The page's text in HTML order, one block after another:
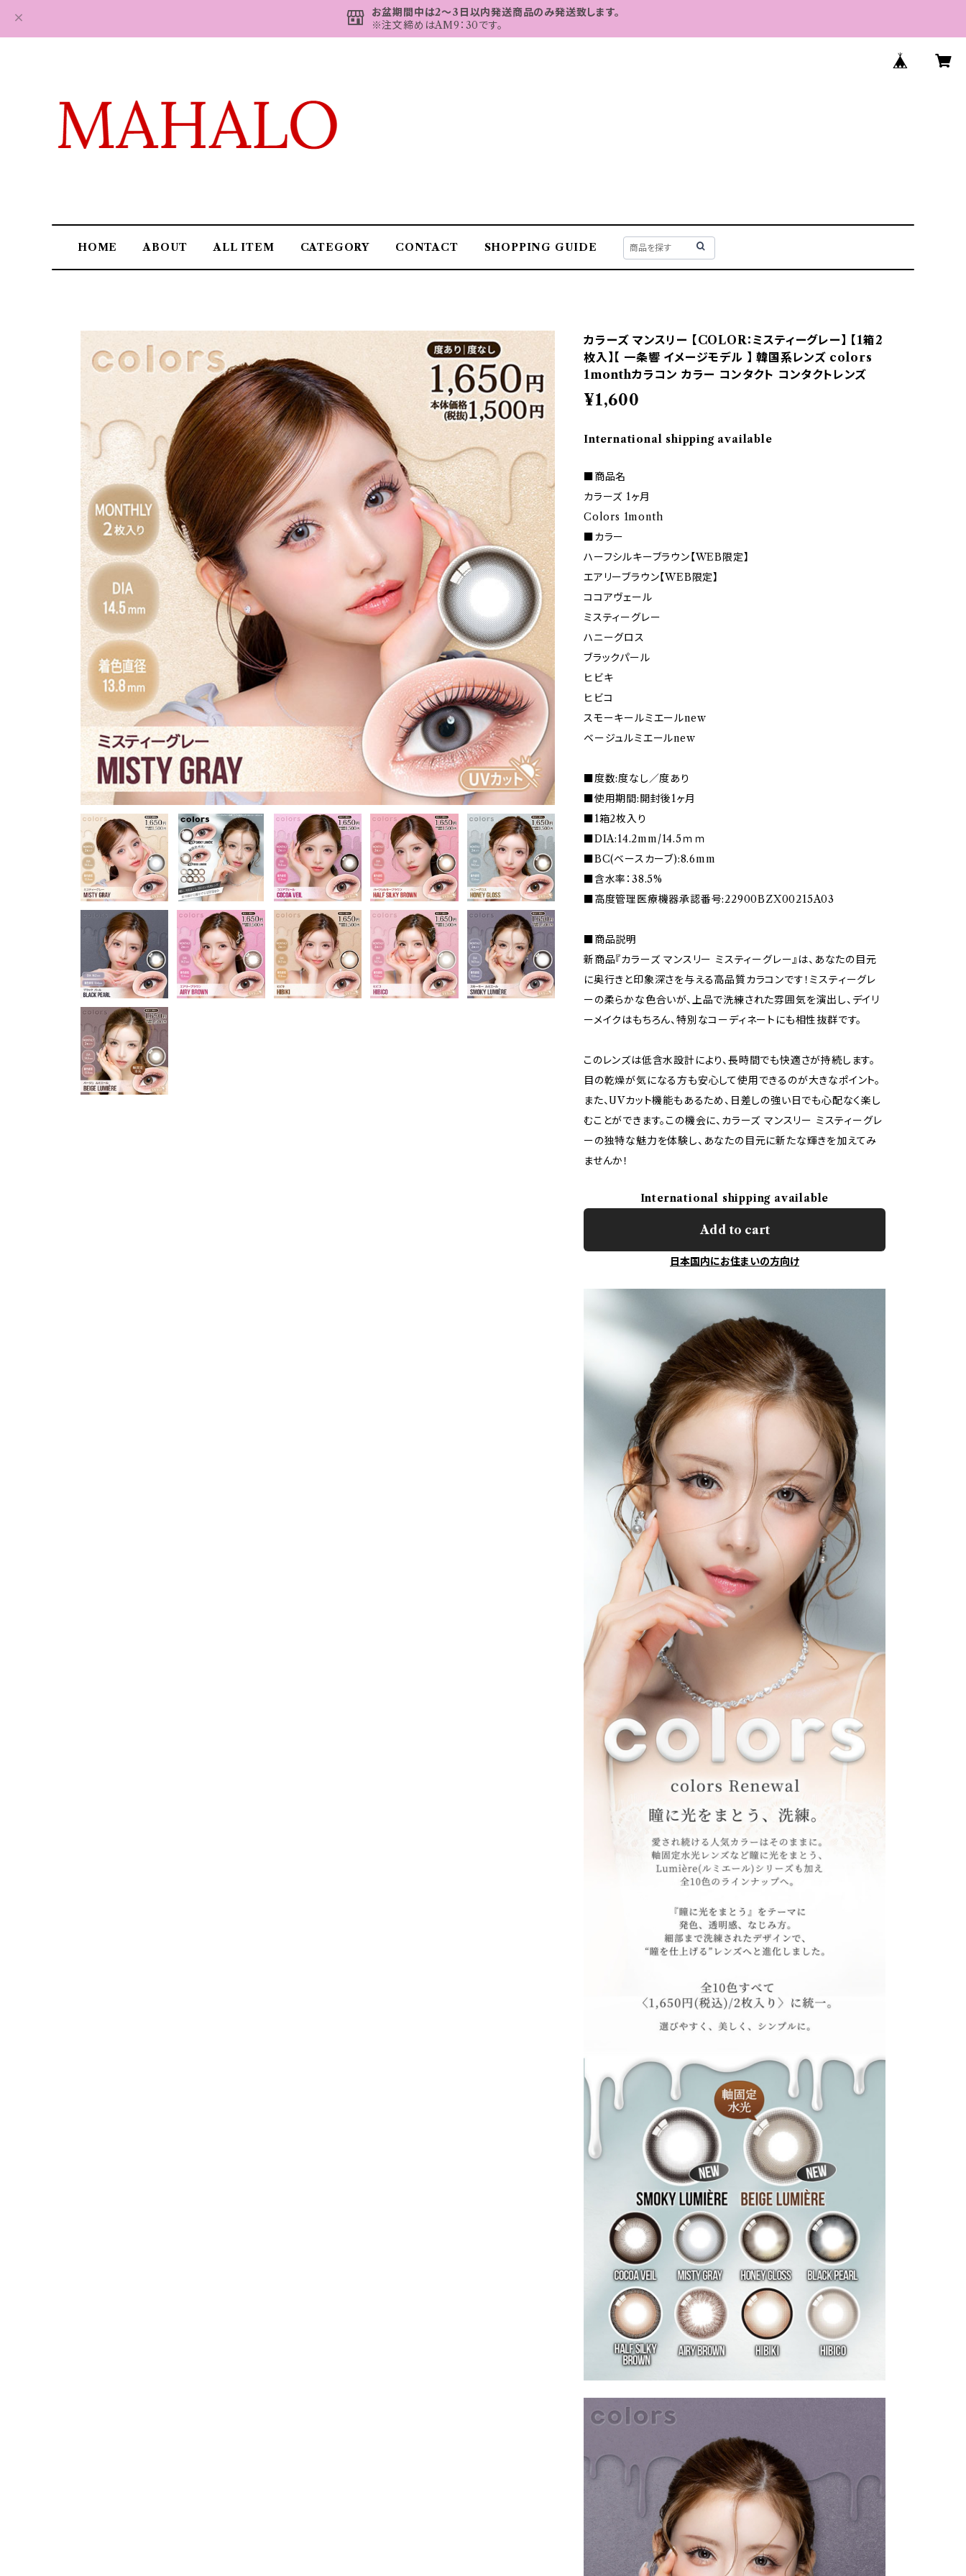
お盆期間中は2～3日以内発送商品のみ発送致します。
※注文締めはAM9：30です。
HOME ABOUT ALL ITEM CATEGORY CONTACT SHOPPING GUIDE
カラーズ マンスリー 【COLOR：ミスティーグレー】 【1箱2
枚入】【 一条響 イメージモデル 】 韓国系レンズ colors
1monthカラコン カラー コンタクト コンタクトレンズ
¥1,600
International shipping available
■商品名
カラーズ 1ヶ月
Colors 1month
■カラー
ハーフシルキーブラウン【WEB限定】
エアリーブラウン【WEB限定】
ココアヴェール
ミスティーグレー
ハニーグロス
ブラックパール
ヒビキ
ヒビコ
スモーキールミエールnew
ベージュルミエールnew
■度数:度なし／度あり
■使用期間:開封後1ヶ月
■1箱2枚入り
■DIA:14.2mm/14.5ｍｍ
■BC(ベースカーブ):8.6mm
■含水率：38.5%
■高度管理医療機器承認番号:22900BZX00215A03
■商品説明
新商品『カラーズ マンスリー ミスティーグレー』は、あなたの目元
に奥行きと印象深さを与える高品質カラコンです！ミスティーグレ
ーの柔らかな色合いが、上品で洗練された雰囲気を演出し、デイリ
ーメイクはもちろん、特別なコーディネートにも相性抜群です。
このレンズは低含水設計により、長時間でも快適さが持続します。
目の乾燥が気になる方も安心して使用できるのが大きなポイント。
また、UVカット機能もあるため、日差しの強い日でも心配なく楽し
むことができます。この機会に、カラーズ マンスリー ミスティーグレ
ーの独特な魅力を体験し、あなたの目元に新たな輝きを加えてみ
ませんか！
International shipping available
Add to cart
日本国内にお住まいの方向け